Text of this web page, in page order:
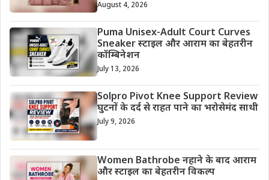
August 4, 2026
Puma Unisex-Adult Court Curves
Sneaker स्टाइल और आराम का बेहतरीन
कॉम्बिनेशन
July 13, 2026
Solpro Pivot Knee Support Review
घुटनों के दर्द से राहत पाने का भरोसेमंद साथी
July 9, 2026
Women Bathrobe नहाने के बाद आराम
और स्टाइल का बेहतरीन विकल्प